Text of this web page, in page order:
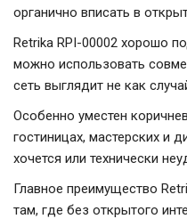
органично вписать в
Retrika RPI-00002 хорошо
можно использовать
сеть выглядит не как
Особенно уместен
гостиницах, мастерских и
хочется или технически
Главное преимущество
там, где без открытого